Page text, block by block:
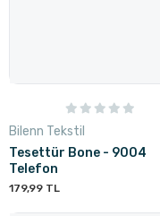
Bilenn Tekstil
Tesettür Bone - 9004
Telefon
179,99 TL